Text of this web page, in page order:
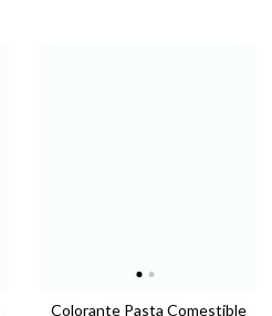
Colorante Pasta Comestible